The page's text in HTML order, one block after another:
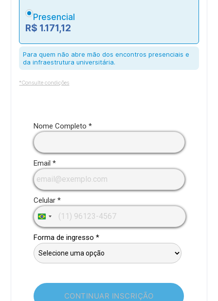
Presencial
R$ 1.171,12
Para quem não abre mão dos encontros presenciais e
da infraestrutura universitária.
*Consulte condições